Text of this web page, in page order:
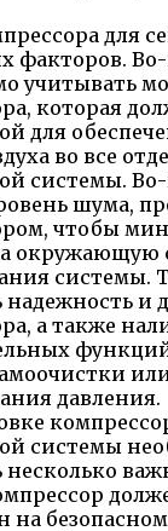
для
факторов.
учитывать
которая
для
во все
системы.
шума,
чтобы
окружающую
системы.
и
а также
давления.
системы
несколько
на